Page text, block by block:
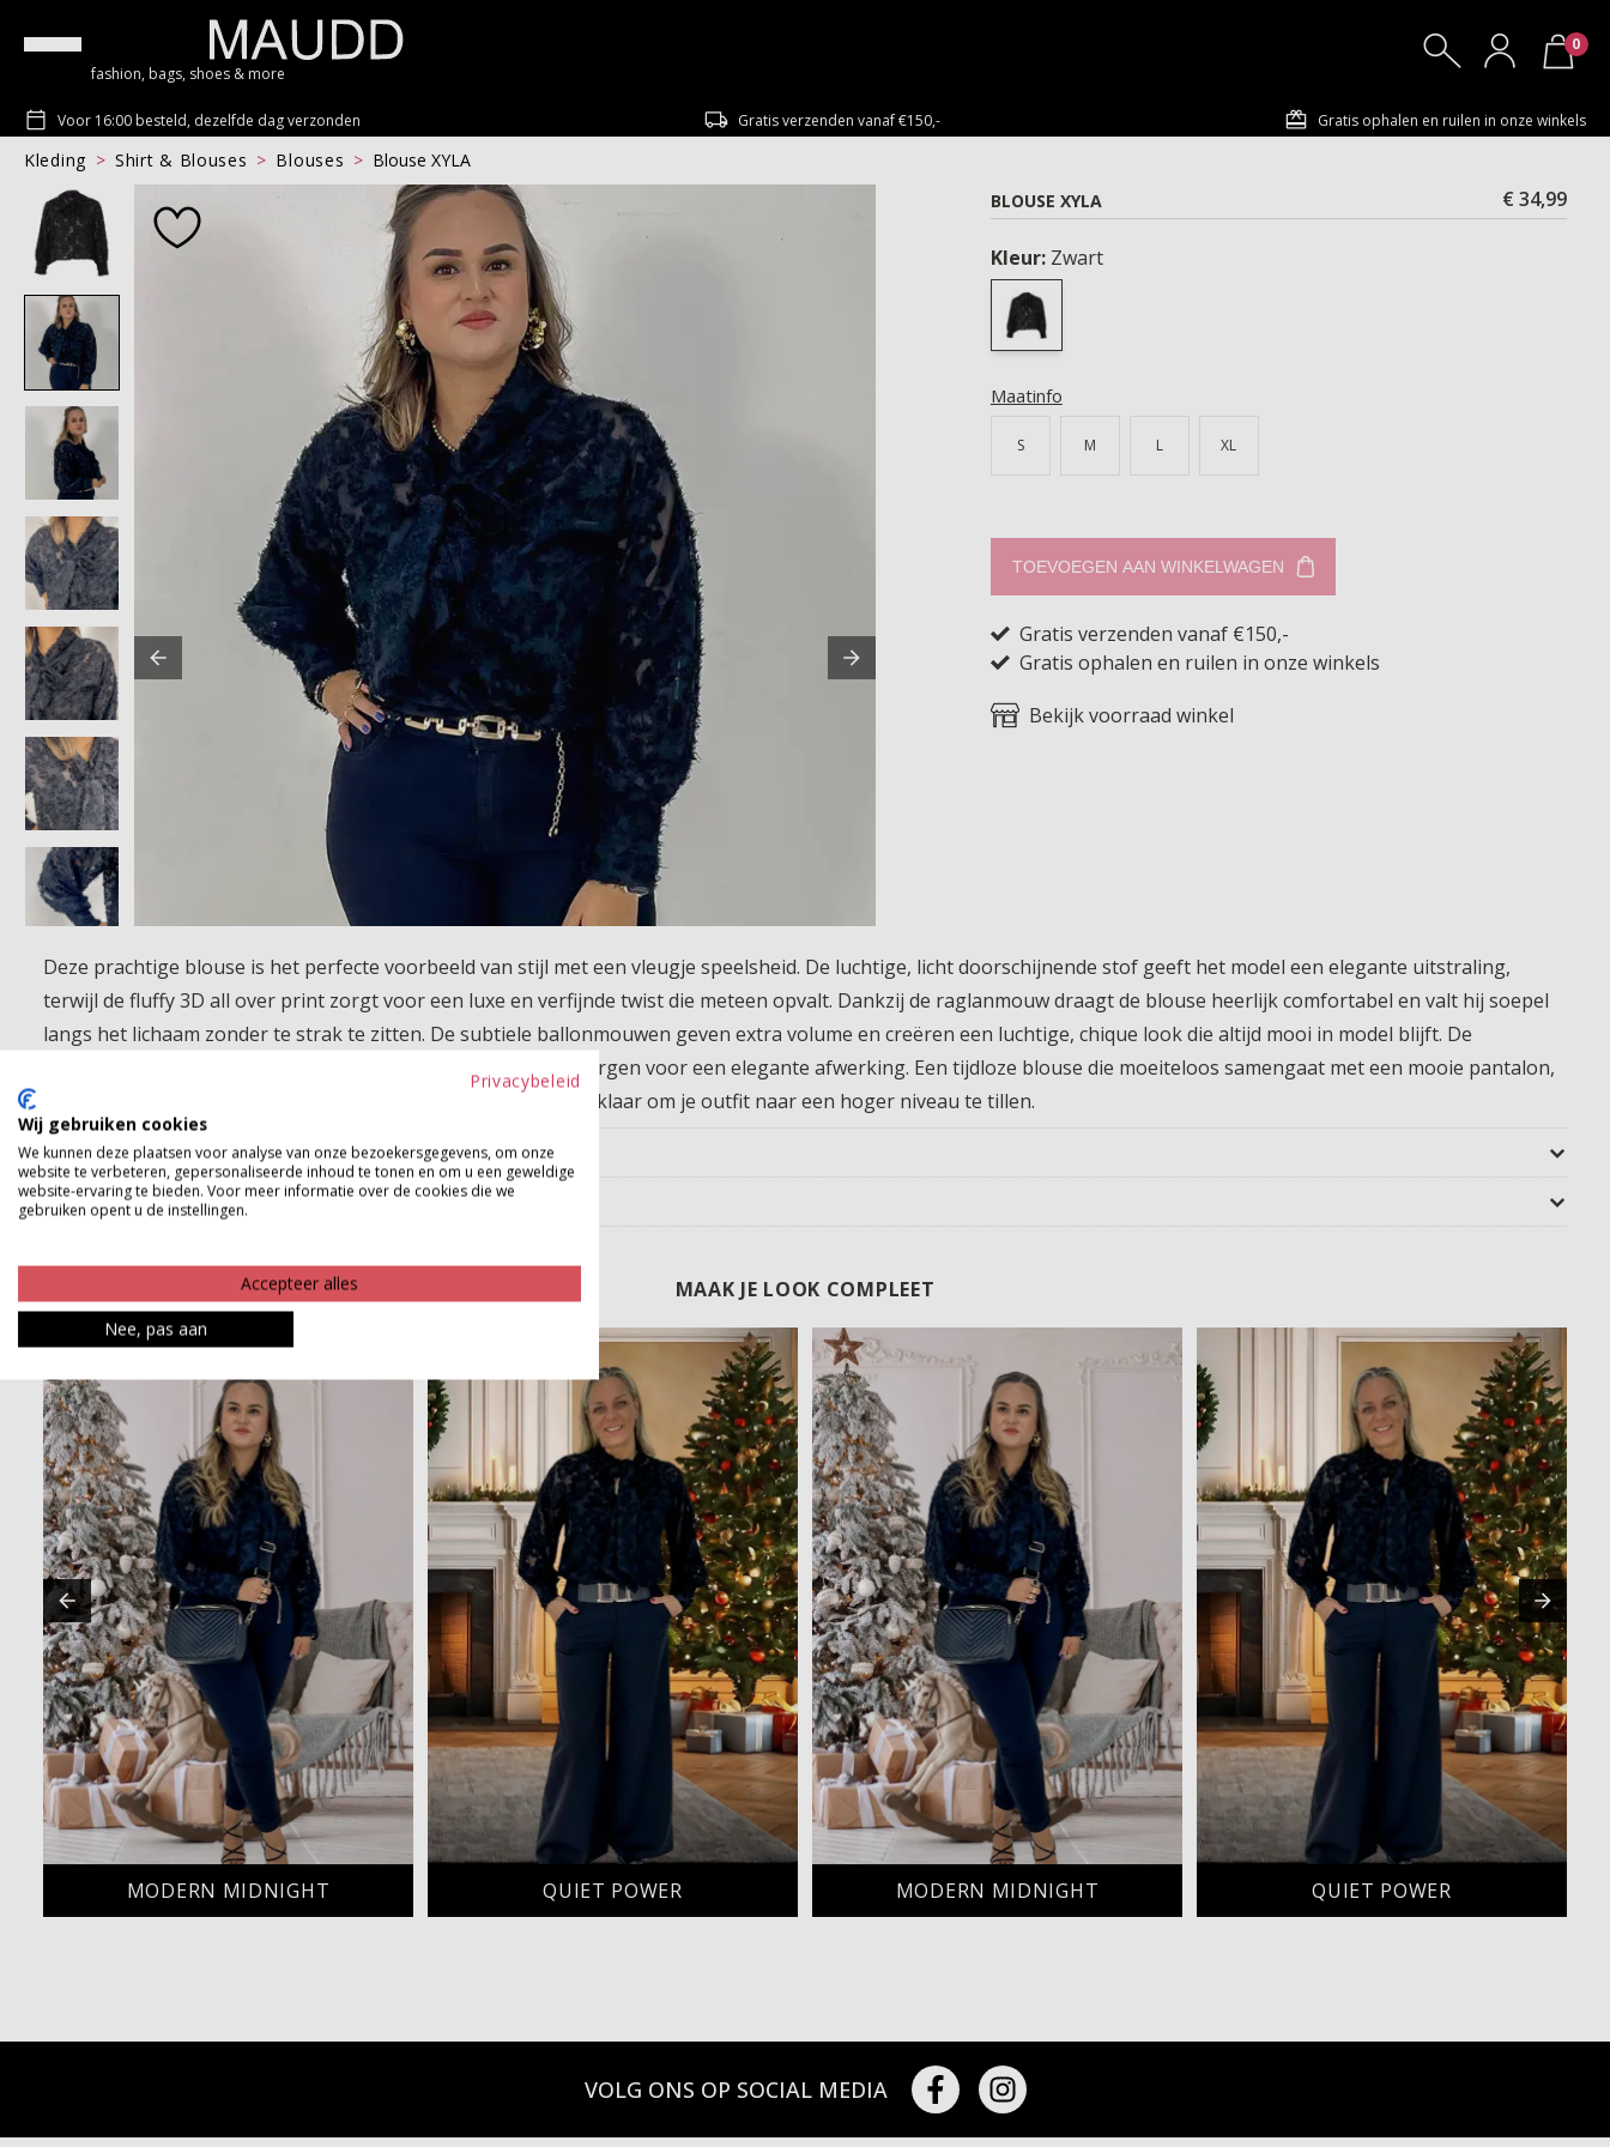
fashion, bags, shoes & more
0
Voor 16:00 besteld, dezelfde dag verzonden Gratis verzenden vanaf €150,- Gratis ophalen en ruilen in onze winkels
Kleding Shirt & Blouses Blouses
Blouse XYLA
BLOUSE XYLA
€ 34,99
Kleur: Zwart
Maatinfo
S M L XL
TOEVOEGEN AAN WINKELWAGEN
Gratis verzenden vanaf €150,-
Gratis ophalen en ruilen in onze winkels
Bekijk voorraad winkel
Deze prachtige blouse is het perfecte voorbeeld van stijl met een vleugje speelsheid. De luchtige, licht doorschijnende stof geeft het model een elegante uitstraling,
terwijl de fluffy 3D all over print zorgt voor een luxe en verfijnde twist die meteen opvalt. Dankzij de raglanmouw draagt de blouse heerlijk comfortabel en valt hij soepel
langs het lichaam zonder te strak te zitten. De subtiele ballonmouwen geven extra volume en creëren een luchtige, chique look die altijd mooi in model blijft. De
aangesloten manchetten maken het geheel weer netjes en zorgen voor een elegante afwerking. Een tijdloze blouse die moeiteloos samengaat met een mooie pantalon,
maar net zo goed werkt op een jeans. Stijlvol, comfortabel en klaar om je outfit naar een hoger niveau te tillen.
Product kenmerken
Betaalinformatie
MAAK JE LOOK COMPLEET
MODERN MIDNIGHT QUIET POWER MODERN MIDNIGHT QUIET POWER
VOLG ONS OP SOCIAL MEDIA
Privacybeleid
Wij gebruiken cookies
We kunnen deze plaatsen voor analyse van onze bezoekersgegevens, om onze
website te verbeteren, gepersonaliseerde inhoud te tonen en om u een geweldige
website-ervaring te bieden. Voor meer informatie over de cookies die we
gebruiken opent u de instellingen.
Accepteer alles
Nee, pas aan